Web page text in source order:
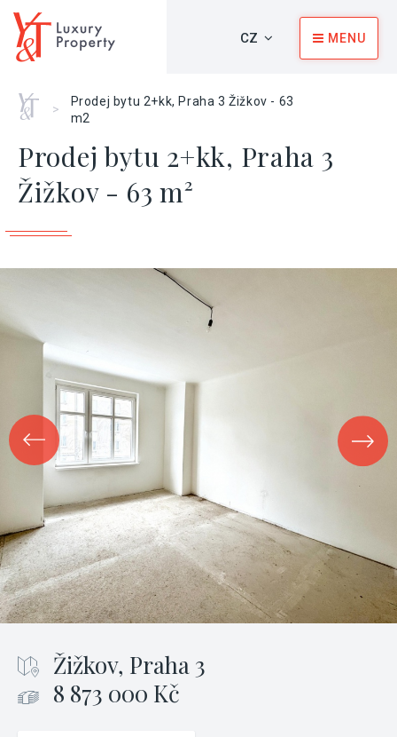
CZ MENU
Home
>
Prodej bytu 2+kk, Praha 3 Žižkov - 63
m2
Prodej bytu 2+kk, Praha 3
Žižkov - 63 m²
Žižkov, Praha 3
8 873 000 Kč